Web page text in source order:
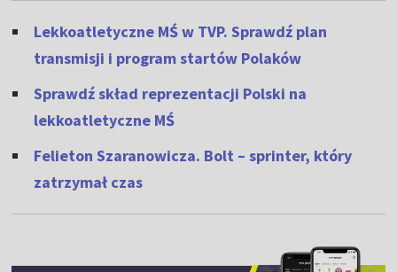
Lekkoatletyczne MŚ w TVP. Sprawdź plan
transmisji i program startów Polaków
Sprawdź skład reprezentacji Polski na
lekkoatletyczne MŚ
Felieton Szaranowicza. Bolt – sprinter, który
zatrzymał czas